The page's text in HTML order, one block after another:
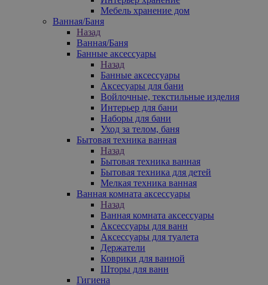
Мебель хранение дом
Ванная/Баня
Назад
Ванная/Баня
Банные аксессуары
Назад
Банные аксессуары
Аксесуары для бани
Войлочные, текстильные изделия
Интерьер для бани
Наборы для бани
Уход за телом, баня
Бытовая техника ванная
Назад
Бытовая техника ванная
Бытовая техника для детей
Мелкая техника ванная
Ванная комната аксессуары
Назад
Ванная комната аксессуары
Аксессуары для ванн
Аксессуары для туалета
Держатели
Коврики для ванной
Шторы для ванн
Гигиена